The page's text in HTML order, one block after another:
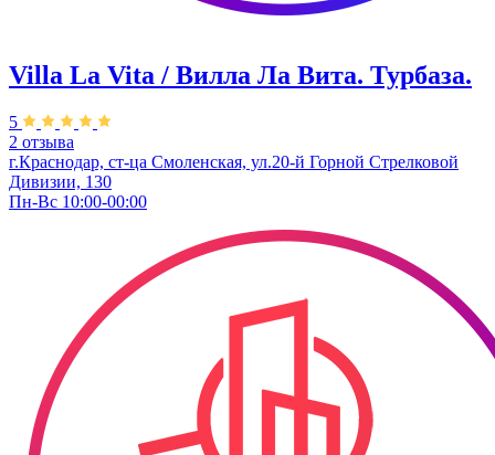
Villa La Vita / Вилла Ла Вита. Турбаза.
5
2 отзыва
г.Краснодар, ст-ца Смоленская, ул.20-й Горной Стрелковой
Дивизии, 130
Пн-Вс 10:00-00:00